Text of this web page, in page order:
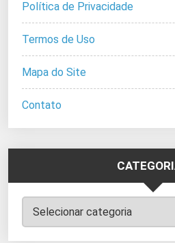
Política de Privacidade
Termos de Uso
Mapa do Site
Contato
Categorias